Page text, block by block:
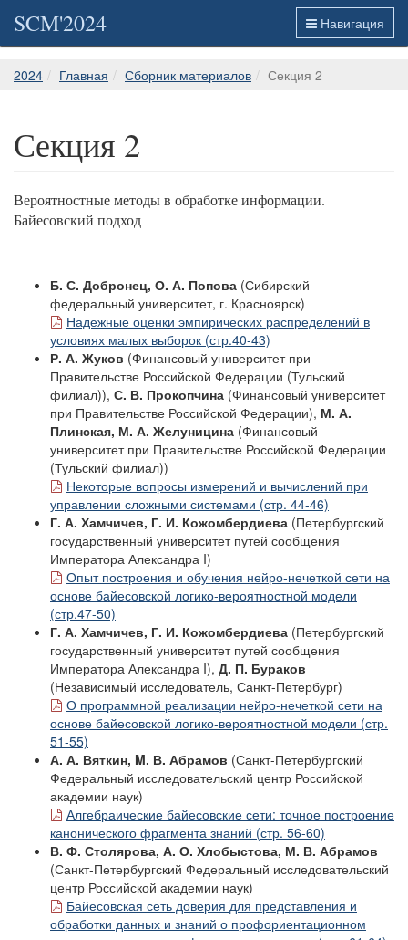
Навигация
SCM'2024
2024 Главная Сборник материалов Секция 2
Секция 2
Вероятностные методы в обработке информации.
Байесовский подход
Б. С. Добронец, О. А. Попова (Сибирский
федеральный университет, г. Красноярск)
Надежные оценки эмпирических распределений в
условиях малых выборок (стр.40-43)
Р. А. Жуков (Финансовый университет при
Правительстве Российской Федерации (Тульский
филиал)), С. В. Прокопчина (Финансовый университет
при Правительстве Российской Федерации), М. А.
Плинская, М. А. Желуницина (Финансовый
университет при Правительстве Российской Федерации
(Тульский филиал))
Некоторые вопросы измерений и вычислений при
управлении сложными системами (стр. 44-46)
Г. А. Хамчичев, Г. И. Кожомбердиева (Петербургский
государственный университет путей сообщения
Императора Александра I)
Опыт построения и обучения нейро-нечеткой сети на
основе байесовской логико-вероятностной модели
(стр.47-50)
Г. А. Хамчичев, Г. И. Кожомбердиева (Петербургский
государственный университет путей сообщения
Императора Александра I), Д. П. Бураков
(Независимый исследователь, Санкт-Петербург)
О программной реализации нейро-нечеткой сети на
основе байесовской логико-вероятностной модели (стр.
51-55)
А. А. Вяткин, M. В. Абрамов (Санкт-Петербургский
Федеральный исследовательский центр Российской
академии наук)
Алгебраические байесовские сети: точное построение
канонического фрагмента знаний (стр. 56-60)
В. Ф. Столярова, А. О. Хлобыстова, М. В. Абрамов
(Санкт-Петербургский Федеральный исследовательский
центр Российской академии наук)
Байесовская сеть доверия для представления и
обработки данных и знаний о профориентационном